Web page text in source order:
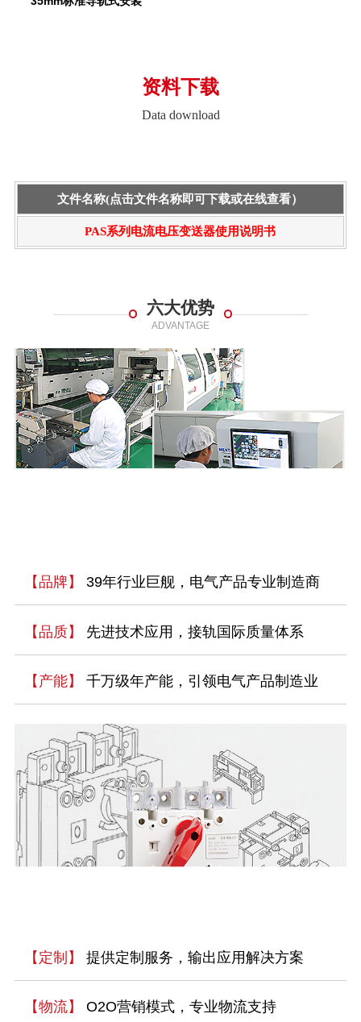
资料下载
Data download
文件名称(点击文件名称即可下载或在线查看）
PAS系列电流电压变送器使用说明书
六大优势
ADVANTAGE
【品牌】 39年行业巨舰，电气产品专业制造商
【品质】 先进技术应用，接轨国际质量体系
【产能】 千万级年产能，引领电气产品制造业
【定制】 提供定制服务，输出应用解决方案
【物流】 O2O营销模式，专业物流支持